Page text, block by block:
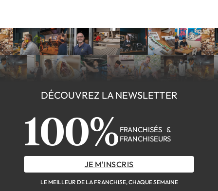
DÉCOUVREZ LA NEWSLETTER
100% FRANCHISÉS &
FRANCHISEURS
JE M'INSCRIS
LE MEILLEUR DE LA FRANCHISE, CHAQUE SEMAINE